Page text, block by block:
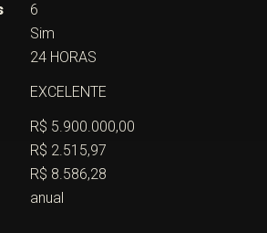
6
Sim
24 HORAS
EXCELENTE
R$ 5.900.000,00
R$ 2.515,97
R$ 8.586,28
anual